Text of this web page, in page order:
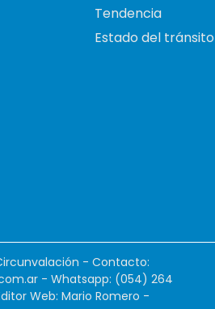
Tendencia
Estado del tránsito
- Contacto:
- Whatsapp: (054) 264
Web: Mario Romero -